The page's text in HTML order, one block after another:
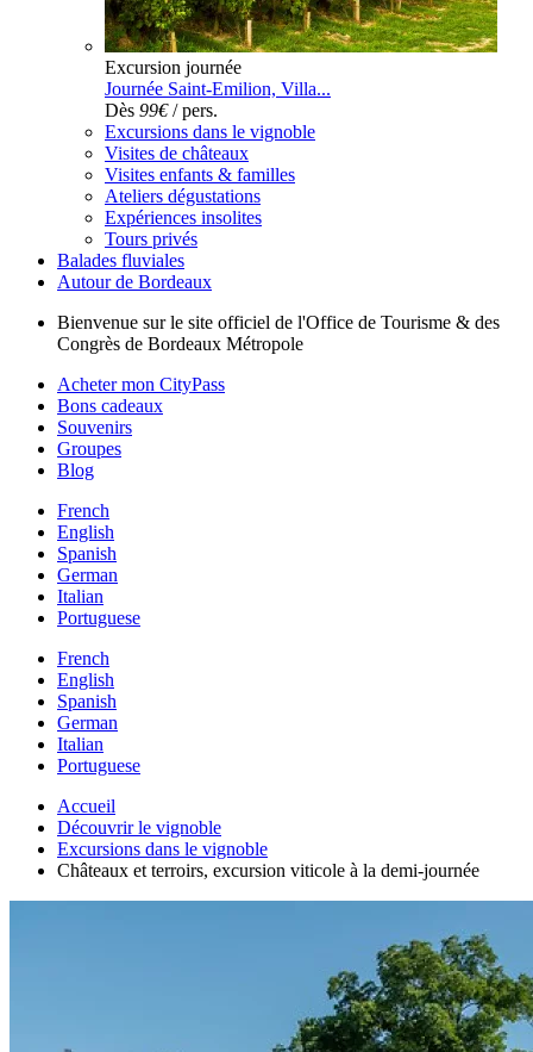
Excursion journée
Journée Saint-Emilion, Villa...
Dès 99€/ pers.
Excursions dans le vignoble
Visites de châteaux
Visites enfants & familles
Ateliers dégustations
Expériences insolites
Tours privés
Balades fluviales
Autour de Bordeaux
Bienvenue sur le site officiel de l'Office de Tourisme & des
Congrès de Bordeaux Métropole
Acheter mon CityPass
Bons cadeaux
Souvenirs
Groupes
Blog
French
English
Spanish
German
Italian
Portuguese
French
English
Spanish
German
Italian
Portuguese
Accueil
Découvrir le vignoble
Excursions dans le vignoble
Châteaux et terroirs, excursion viticole à la demi-journée